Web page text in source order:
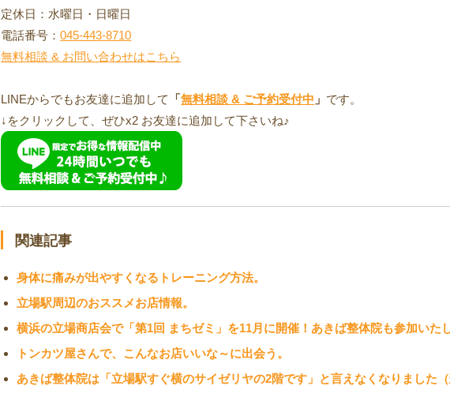
定休日：水曜日・日曜日
電話番号：045-443-8710
無料相談 & お問い合わせはこちら
LINEからでもお友達に追加して 「無料相談 & ご予約受付中 」 です。
↓をクリックして、ぜひx2 お友達に追加して下さいね♪
関連記事
身体に痛みが出やすくなるトレーニング方法。
立場駅周辺のおススメお店情報。
横浜の立場商店会で「第1回 まちゼミ」を11月に開催！あきば整体院も参加いた
トンカツ屋さんで、こんなお店いいな～に出会う。
あきば整体院は「立場駅すぐ横のサイゼリヤの2階です」と言えなくなりました（